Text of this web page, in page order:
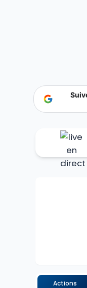
Actions